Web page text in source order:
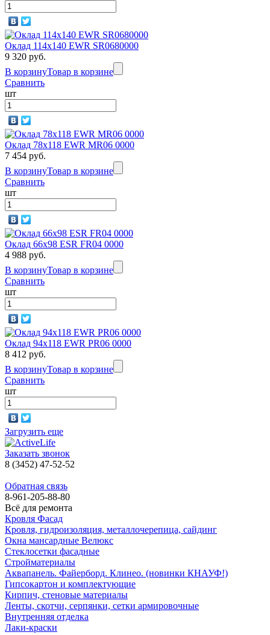
Оклад 114х140 EWR SR0680000
9 320 руб.
В корзинуТовар в корзине
Сравнить
шт
Оклад 78x118 EWR MR06 0000
7 454 руб.
В корзинуТовар в корзине
Сравнить
шт
Оклад 66x98 ESR FR04 0000
4 988 руб.
В корзинуТовар в корзине
Сравнить
шт
Оклад 94x118 EWR PR06 0000
8 412 руб.
В корзинуТовар в корзине
Сравнить
шт
Загрузить еще
Заказать звонок
8 (3452) 47-52-52
Обратная связь
8-961-205-88-80
Всё для ремонта
Кровля Фасад
Кровля, гидроизоляция, металлочерепица, сайдинг
Окна мансардные Велюкс
Стеклосетки фасадные
Стройматериалы
Аквапанель. Файерборд. Клинео. (новинки КНАУФ!)
Гипсокартон и комплектующие
Кирпич, стеновые материалы
Ленты, скотчи, серпянки, сетки армировочные
Внутренняя отделка
Лаки-краски